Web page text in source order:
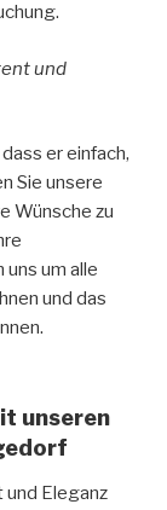
und
er einfach,
Sie unsere
Wünsche zu
um alle
und das
unseren
und Eleganz